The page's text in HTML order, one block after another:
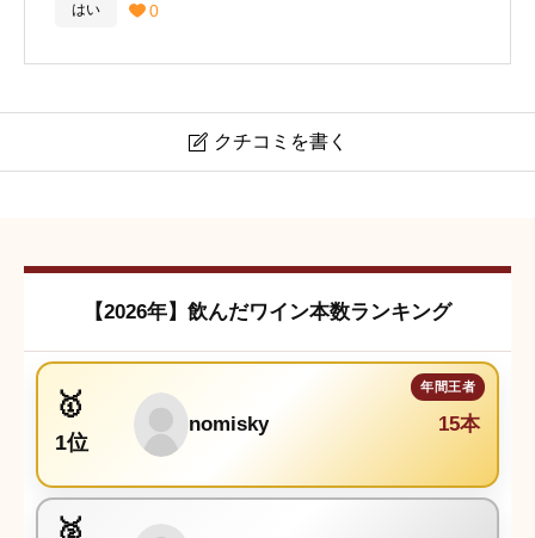
はい  0
 クチコミを書く
【2026年】飲んだワイン本数ランキング
1位
nomisky 15本